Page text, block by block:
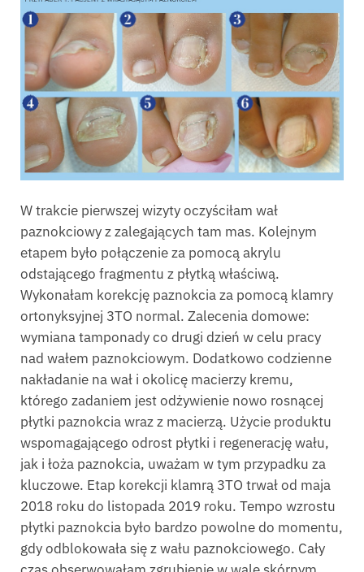
W trakcie pierwszej wizyty oczyściłam wał
paznokciowy z zalegających tam mas. Kolejnym
etapem było połączenie za pomocą akrylu
odstającego fragmentu z płytką właściwą.
Wykonałam korekcję paznokcia za pomocą klamry
ortonyksyjnej 3TO normal. Zalecenia domowe:
wymiana tamponady co drugi dzień w celu pracy
nad wałem paznokciowym. Dodatkowo codzienne
nakładanie na wał i okolicę macierzy kremu,
którego zadaniem jest odżywienie nowo rosnącej
płytki paznokcia wraz z macierzą. Użycie produktu
wspomagającego odrost płytki i regenerację wału,
jak i łoża paznokcia, uważam w tym przypadku za
kluczowe. Etap korekcji klamrą 3TO trwał od maja
2018 roku do listopada 2019 roku. Tempo wzrostu
płytki paznokcia było bardzo powolne do momentu,
gdy odblokowała się z wału paznokciowego. Cały